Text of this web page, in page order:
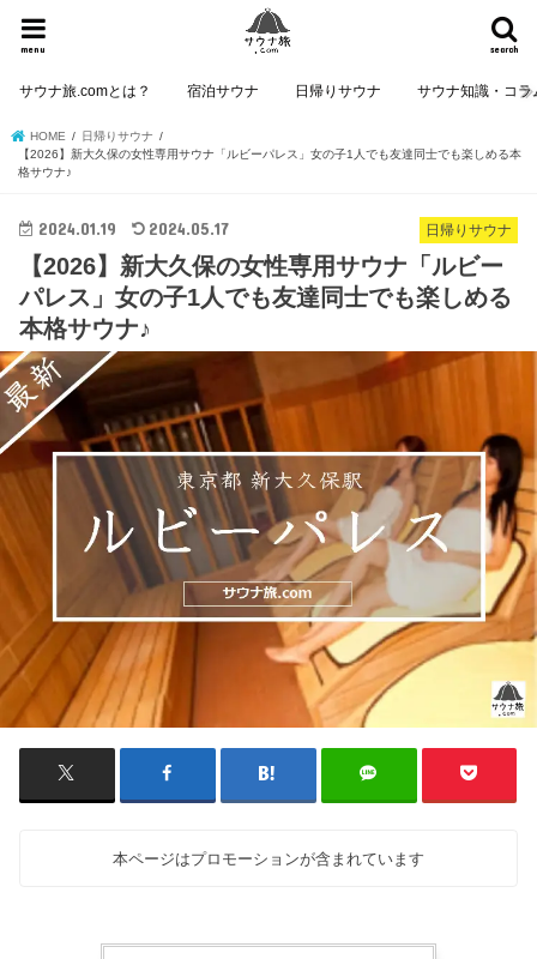
search
menu
サウナ旅.comとは？ 宿泊サウナ 日帰りサウナ サウナ知識・コラ
HOME
日帰りサウナ
【2026】新大久保の女性専用サウナ「ルビーパレス」女の子1人でも友達同士でも楽しめる本
格サウナ♪
日帰りサウナ
2024.01.19 2024.05.17
【2026】新大久保の女性専用サウナ「ルビー
パレス」女の子1人でも友達同士でも楽しめる
本格サウナ♪
本ページはプロモーションが含まれています